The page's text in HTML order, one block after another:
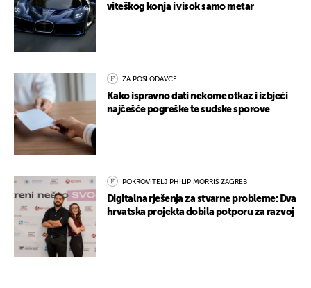
viteškog konja i visok samo metar
ZA POSLODAVCE
Kako ispravno dati nekome otkaz i izbjeći
najčešće pogreške te sudske sporove
POKROVITELJ PHILIP MORRIS ZAGREB
Digitalna rješenja za stvarne probleme: Dva
hrvatska projekta dobila potporu za razvoj